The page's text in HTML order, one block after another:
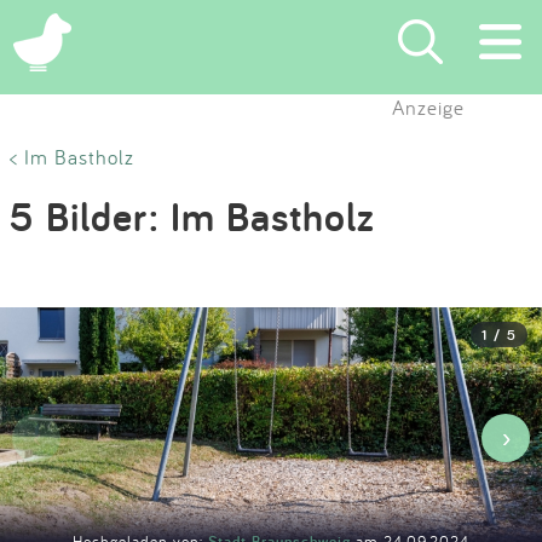
×
Eintragen
Blog
Partner
Kontakt
Anzeige
< Im Bastholz
5 Bilder: Im Bastholz
1 / 5
‹ ›